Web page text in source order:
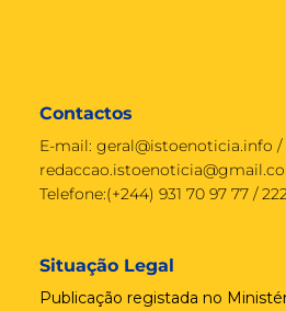
Contactos
E-mail: geral@istoenoticia.info /
Telefone:(+244) 931 70 97 77 /
Situação Legal
Publicação registada no